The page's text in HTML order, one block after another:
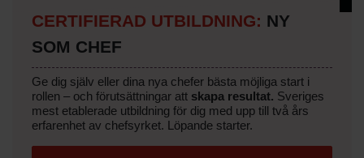
CERTIFIERAD UTBILDNING: NY
SOM CHEF
Ge dig själv eller dina nya chefer bästa möjliga start i
rollen – och förutsättningar att skapa resultat. Sveriges
mest etablerade utbildning för dig med upp till två års
erfarenhet av chefsyrket. Löpande starter.